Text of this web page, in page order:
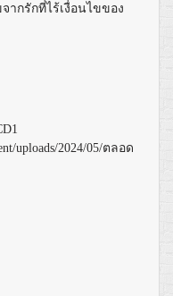
กรักที่ไร้เงื่อนไขของ
uploads/2024/05/ตลอด